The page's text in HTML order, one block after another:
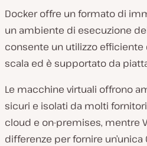
Docker offre un formato di
un ambiente di esecuzione
consente un utilizzo efficiente
scala ed è supportato da
Le macchine virtuali offrono
sicuri e isolati da molti
cloud e on-premises, mentre
differenze per fornire un’unica